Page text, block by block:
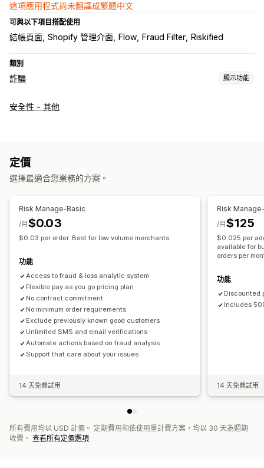
這項應用程式尚未翻譯成繁體中文
可與以下項目搭配使用
結帳頁面 Shopify 管理介面 Flow Fraud Filter Riskified
類別
詐騙 顯示功能
詐騙類型
訂單驗證
一次性密碼 (OTP) 貨到付款 (COD) 驗證
提醒和分析
高風險提醒 交易退單提醒
詐騙通知
交易退單分析
訪客分析 風險報告 應用程式通知
電子郵件通知
簡訊通知
安全性 - 其他
定價
選擇最適合您業務的方案。
Risk Manage-Basic
$0.03
/月
$0.03 per order. Best for low volume merchants.
功能
Access to fraud & loss analytic system
Flexible pay as you go pricing plan
No contract commitment
No minimum order requirements
Exclude previously known good customers
Unlimited SMS and email verifications
Automate actions based on fraud analysis
Support that care about your issues
14 天免費試用
Risk
$125
/月
$0.025 per
available for
orders per
功能
Discounted
Includes
14 天免費試用
所有費用均以 USD 計價。 定期費用和依使用量計費方案，均以 30 天為週期
收費。 查看所有定價選項